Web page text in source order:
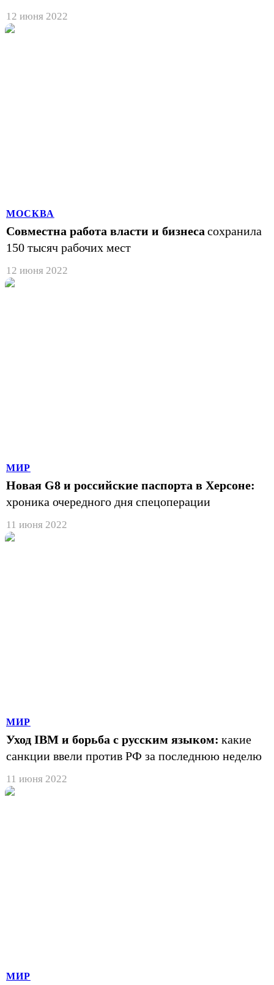
12 июня 2022
МОСКВА
Совместна работа власти и бизнеса сохранила
150 тысяч рабочих мест
12 июня 2022
МИР
Новая G8 и российские паспорта в Херсоне:
хроника очередного дня спецоперации
11 июня 2022
МИР
Уход IBM и борьба с русским языком: какие
санкции ввели против РФ за последнюю неделю
11 июня 2022
МИР